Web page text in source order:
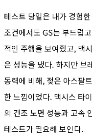
테스트 당일은 내가 경험
조건에서도 GS는 부드럽
적인 주행을 보여줬고, 맥
은 성능을 냈다. 하지만 브
동력에 비해, 젖은 아스팔
한 느낌이었다. 맥시스 타
의 건조 노면 성능과 고속
테스트가 필요해 보인다.